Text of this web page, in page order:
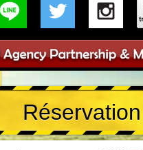
Réservation